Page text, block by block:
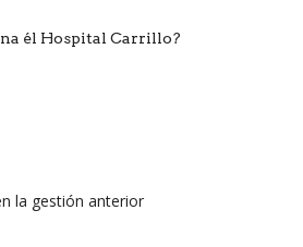
él Hospital Carrillo?
la gestión anterior